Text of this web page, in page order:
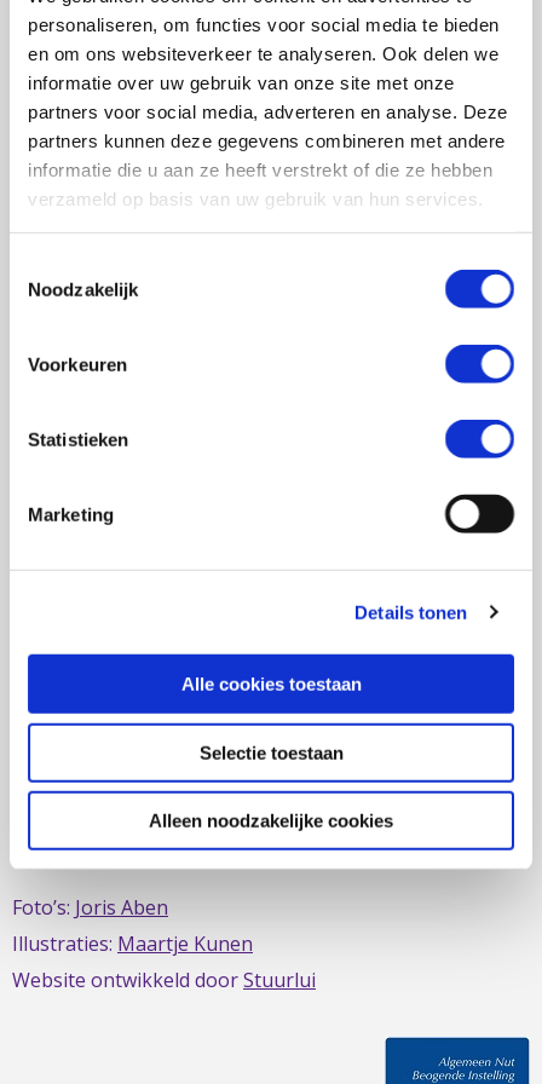
personaliseren, om functies voor social media te bieden
en om ons websiteverkeer te analyseren. Ook delen we
informatie over uw gebruik van onze site met onze
partners voor social media, adverteren en analyse. Deze
partners kunnen deze gegevens combineren met andere
informatie die u aan ze heeft verstrekt of die ze hebben
verzameld op basis van uw gebruik van hun services.
Noodzakelijk
Voorkeuren
Statistieken
Marketing
Details tonen
Alle cookies toestaan
Selectie toestaan
Alleen noodzakelijke cookies
0348 – 43 29 20(algemene nummer)
(ma t/m do: van 10.00 tot 14.30 uur)
info@crohn-colitis.nl
0348 – 420 780 (ervaringsdeskundigenlijn)
(ma t/m do: van 10:00 tot 12:30 uur)
ervaringsdeskundigen@crohn-colitis.nl
voor mensen met chronische darmziektes zoals de ziekte
van Crohn, colitis ulcerosa en microscopische colitis.
Deze ontstekingsziektes noemt men ook wel
Inflammatory Bowel Disease (IBD). Crohn & Colitis NL zet
zich al sinds 1979 in om de belangen van mensen met
IBD te behartigen. Evenals de belangen van mensen met
short bowel/darmfalen.
Deze website is mede mogelijk gemaakt door het
Fonds
Foto’s: Joris Aben
Illustraties: Maartje Kunen
Website ontwikkeld doorStuurlui